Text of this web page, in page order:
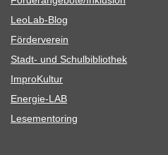
Leo­Lab-Blog
För­der­ver­ein
Stadt- und Schulbibliothek
Impro­Kul­tur
Ener­­gie-LAB
Lese­men­to­ring